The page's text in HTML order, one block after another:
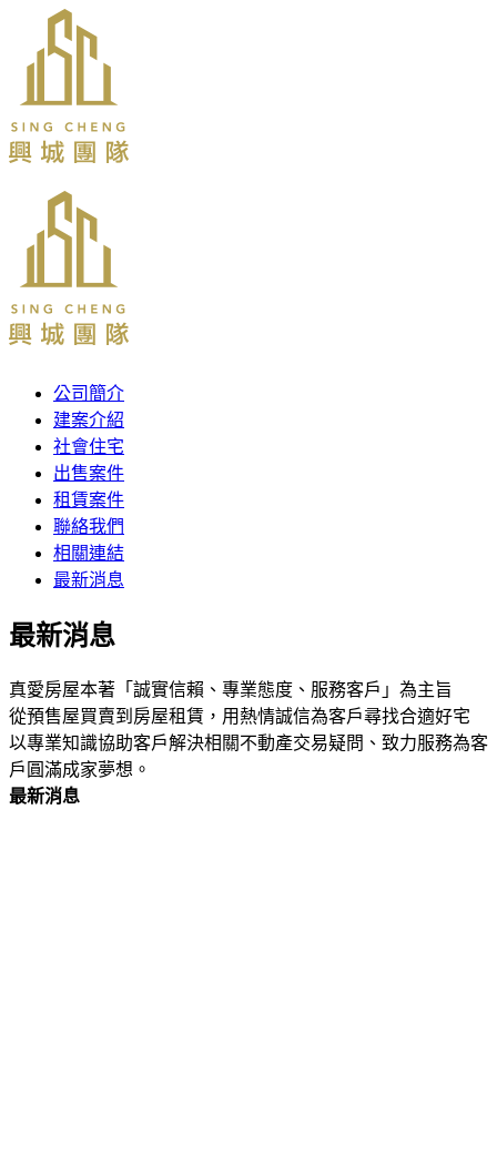
公司簡介
建案介紹
社會住宅
出售案件
租賃案件
聯絡我們
相關連結
最新消息
最新消息
真愛房屋本著「誠實信賴、專業態度、服務客戶」為主旨
從預售屋買賣到房屋租賃，用熱情誠信為客戶尋找合適好宅
以專業知識協助客戶解決相關不動產交易疑問、致力服務為客
戶圓滿成家夢想。
最新消息